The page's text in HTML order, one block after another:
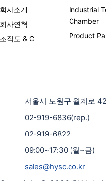
회사소개
회사연혁
조직도 & CI
Industrial
Chamber
Product
서울시 노원구 월계로
02-919-6836(rep.)
02-919-6822
09:00~17:30 (월~금)
sales@hysc.co.kr